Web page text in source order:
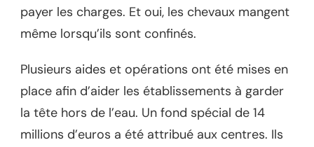
payer les charges. Et oui, les chevaux mangent
même lorsqu’ils sont confinés.
Plusieurs aides et opérations ont été mises en
place afin d’aider les établissements à garder
la tête hors de l’eau. Un fond spécial de 14
millions d’euros a été attribué aux centres. Ils